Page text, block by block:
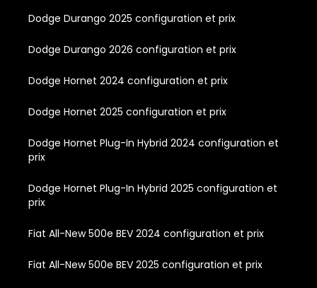
Dodge Durango 2025 configuration et prix
Dodge Durango 2026 configuration et prix
Dodge Hornet 2024 configuration et prix
Dodge Hornet 2025 configuration et prix
Dodge Hornet Plug-In Hybrid 2024 configuration et
prix
Dodge Hornet Plug-In Hybrid 2025 configuration et
prix
Fiat All-New 500e BEV 2024 configuration et prix
Fiat All-New 500e BEV 2025 configuration et prix